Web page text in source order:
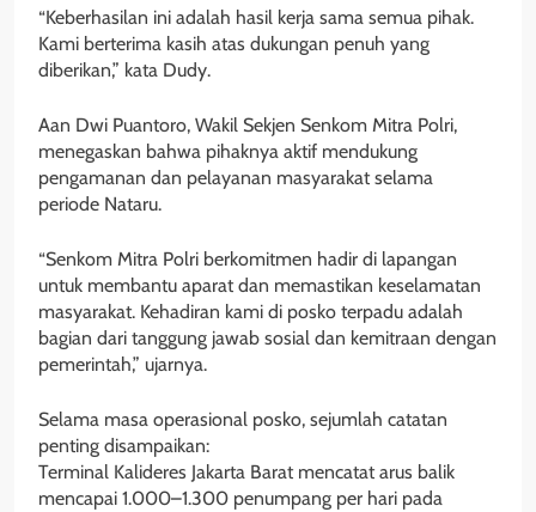
“Keberhasilan ini adalah hasil kerja sama semua pihak.
Kami berterima kasih atas dukungan penuh yang
diberikan,” kata Dudy.
Aan Dwi Puantoro, Wakil Sekjen Senkom Mitra Polri,
menegaskan bahwa pihaknya aktif mendukung
pengamanan dan pelayanan masyarakat selama
periode Nataru.
“Senkom Mitra Polri berkomitmen hadir di lapangan
untuk membantu aparat dan memastikan keselamatan
masyarakat. Kehadiran kami di posko terpadu adalah
bagian dari tanggung jawab sosial dan kemitraan dengan
pemerintah,” ujarnya.
Selama masa operasional posko, sejumlah catatan
penting disampaikan:
Terminal Kalideres Jakarta Barat mencatat arus balik
mencapai 1.000–1.300 penumpang per hari pada